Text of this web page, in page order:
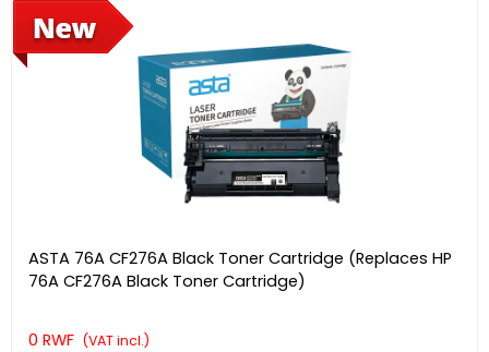
ASTA 76A CF276A Black Toner Cartridge (Replaces HP
76A CF276A Black Toner Cartridge)
0 RWF (VAT incl.)